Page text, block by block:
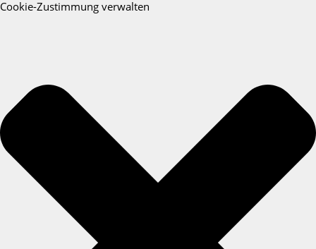
Cookie-Zustimmung verwalten